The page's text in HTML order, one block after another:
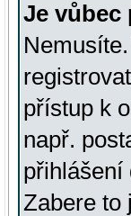
Je vůbec
přístup k
např.
přihlášení
Zabere to